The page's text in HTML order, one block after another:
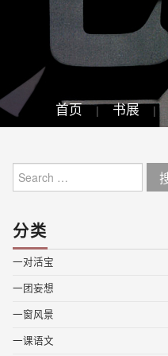
首页 书展
for:
分类
一对活宝
一团妄想
一窗风景
一课语文